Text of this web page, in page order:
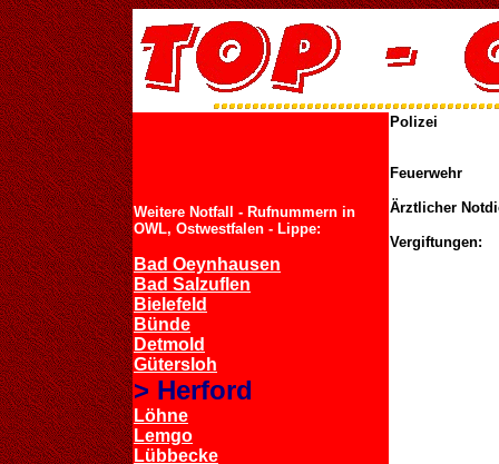
Weitere Notfall - Rufnummern in
OWL, Ostwestfalen - Lippe:
Bad Oeynhausen
Bad Salzuflen
Bielefeld
Bünde
Detmold
Gütersloh
> Herford
Löhne
Lemgo
Lübbecke
Polizei
Feuerwehr
Ärztlicher
Vergiftungen: